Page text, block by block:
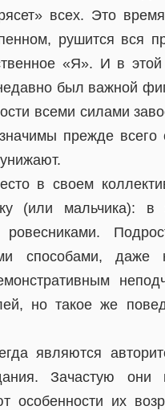
всех. Это
рушится вся
«Я». И в этой
был важной
всеми силами
прежде всего
в своем
(или мальчика): в
способами, даже
но такое же
являются
Зачастую
особенности их